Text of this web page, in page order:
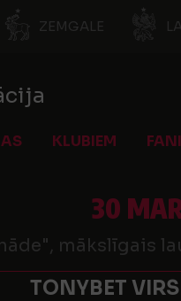
ZEMGALE
KLUBIEM
30
mākslīgais
TONYBET